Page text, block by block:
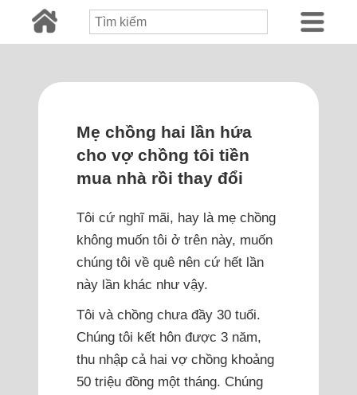
Mẹ chồng hai lần hứa
cho vợ chồng tôi tiền
mua nhà rồi thay đổi
Tôi cứ nghĩ mãi, hay là mẹ chồng
không muốn tôi ở trên này, muốn
chúng tôi về quê nên cứ hết lần
này lần khác như vậy.
Tôi và chồng chưa đầy 30 tuổi.
Chúng tôi kết hôn được 3 năm,
thu nhập cả hai vợ chồng khoảng
50 triệu đồng một tháng. Chúng